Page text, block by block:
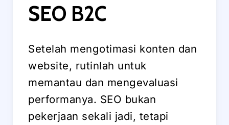
SEO B2C
Setelah mengotimasi konten dan
website, rutinlah untuk
memantau dan mengevaluasi
performanya. SEO bukan
pekerjaan sekali jadi, tetapi